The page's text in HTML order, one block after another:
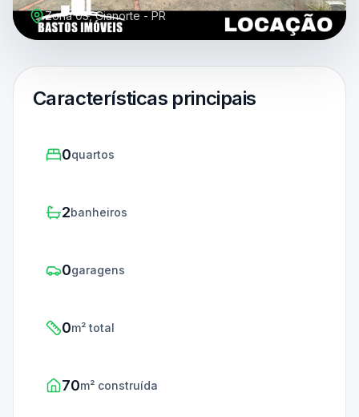
Zona 03, Cianorte - PR
Características principais
0quartos
2banheiros
0garagens
0m² total
70m² construída